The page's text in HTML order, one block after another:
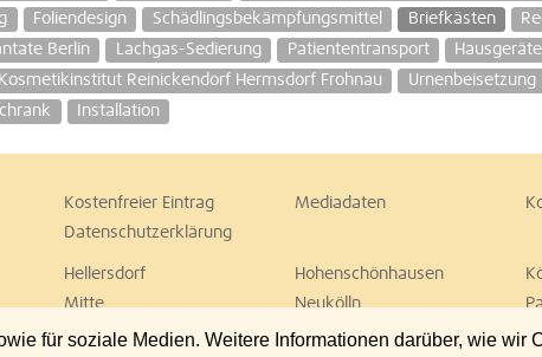
für soziale Medien. Weitere Informationen darüber, wie wir
Foliendesign Schädlingsbekämpfungsmittel Briefkästen
Berlin Lachgas-Sedierung Patiententransport
Kosmetikinstitut Reinickendorf Hermsdorf Frohnau Urnenbeisetzung
Installation
Kostenfreier Eintrag Mediadaten
Datenschutzerklärung
Hellersdorf Hohenschönhausen
Mitte Neukölln
Spandau Steglitz